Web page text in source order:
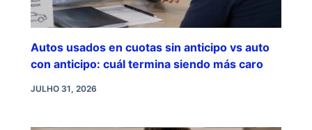
Autos usados en cuotas sin anticipo vs auto
con anticipo: cuál termina siendo más caro
JULHO 31, 2026